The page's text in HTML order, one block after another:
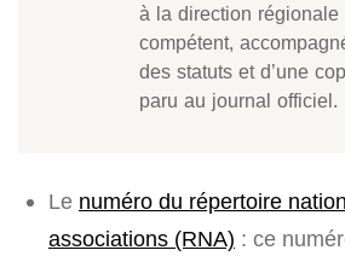
à la direction régionale
compétent,
des statuts et d’une
paru au journal officiel.
Le numéro du répertoire
associations (RNA) : ce